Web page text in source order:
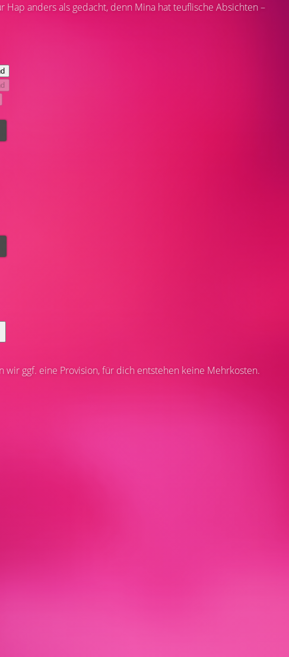
anders als gedacht, denn Mina hat teuflische Absichten –
ggf. eine Provision, für dich entstehen keine Mehrkosten.